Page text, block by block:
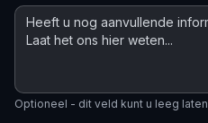
Optioneel - dit veld kunt u leeg laten